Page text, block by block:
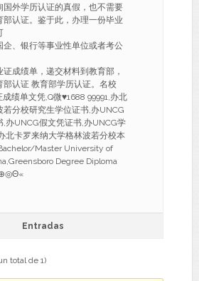
国外学历认证的真假，也不需要
部认证。鉴于此，办理一份毕业
企、银行等事业性单位或者考公
证成绩单，递交材料到教育部，
部认证 教育部学历认证。名校
绩单文凭,Q微♥1688 99991,办北
若分校研究生学位证书,办UNCG
,办UNCG假文凭证书,办UNCG学
北卡罗来纳大学格林波若分校本
Master University of
Degree Diploma
Entradas
total de 1)